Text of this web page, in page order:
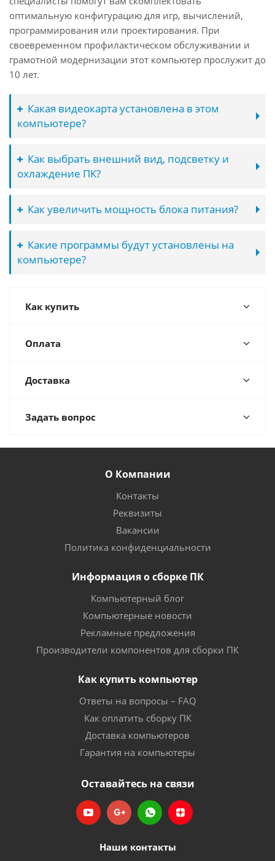
оптимальную конфигурацию для игр, вычислений,
программирования или проектирования. При
своевременном профилактическом обслуживании и
грамотной модернизации этот компьютер прослужит до
10 лет.
Какая видеокарта установлена в этом
компьютере?
Как выбрать внешний вид, подсветку и
охлаждение ПК?
Как увеличить мощность блока питания?
Какие программы будут установлены на
компьютере?
Как купить
Оплата
Доставка
Задать вопрос
О Компании
Контакты
Реквизиты
Вакансии
Политика конфиденциальности
Информация о сборке ПК
Компьютерный блог
Компьютерные новости
Рекламные предложения
Производители компонентов для сборки ПК
Как купить компьютер
Ответы на вопросы – FAQ
Как оплатить сборку ПК
Доставка компьютеров
Гарантия на компьютеры
Оставайтесь на связи
Наши контакты